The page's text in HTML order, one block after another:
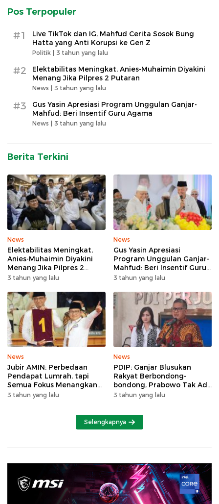
Pos Terpopuler
#1
Live TikTok dan IG, Mahfud Cerita Sosok Bung
Hatta yang Anti Korupsi ke Gen Z
Politik | 3 tahun yang lalu
#2
Elektabilitas Meningkat, Anies-Muhaimin Diyakini
Menang Jika Pilpres 2 Putaran
News | 3 tahun yang lalu
#3
Gus Yasin Apresiasi Program Unggulan Ganjar-
Mahfud: Beri Insentif Guru Agama
News | 3 tahun yang lalu
Berita Terkini
News
Elektabilitas Meningkat,
Anies-Muhaimin Diyakini
Menang Jika Pilpres 2
Putaran
3 tahun yang lalu
News
Gus Yasin Apresiasi
Program Unggulan Ganjar-
Mahfud: Beri Insentif Guru
Agama
3 tahun yang lalu
News
Jubir AMIN: Perbedaan
Pendapat Lumrah, tapi
Semua Fokus Menangkan
Anies-Muhaimin
3 tahun yang lalu
News
PDIP: Ganjar Blusukan
Rakyat Berbondong-
bondong, Prabowo Tak Ada
yang Datang
3 tahun yang lalu
Selengkapnya